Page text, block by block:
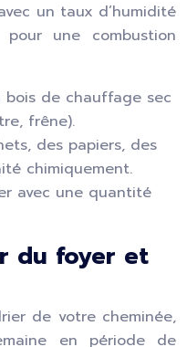
un taux d’humidité
une combustion
bois de chauffage sec
frêne).
des papiers, des
chimiquement.
avec une quantité
du foyer et
de votre cheminée,
en période de